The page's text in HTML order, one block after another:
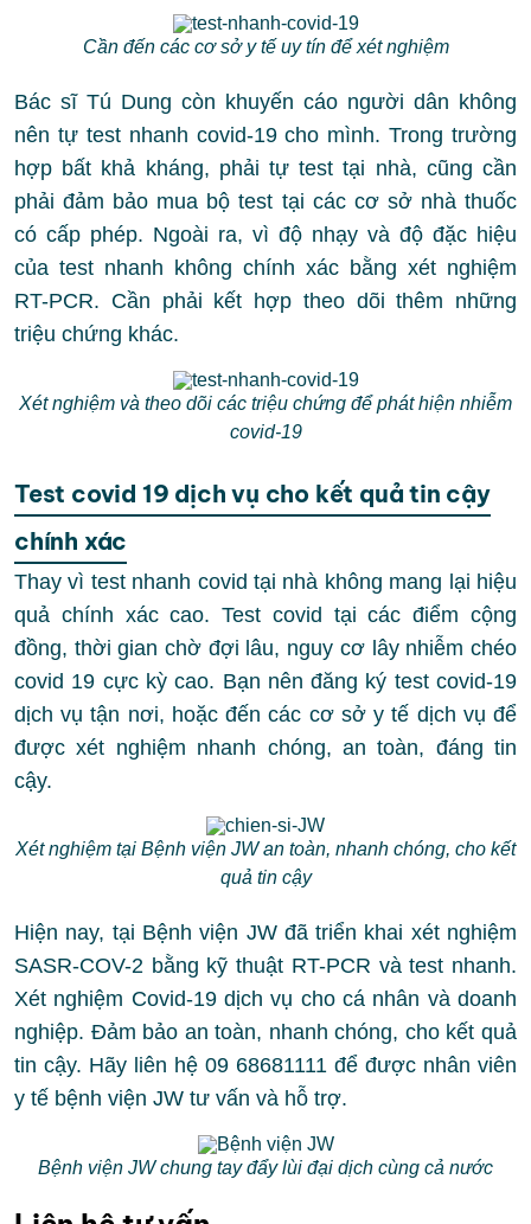
Cần đến các cơ sở y tế uy tín để xét nghiệm
Bác sĩ Tú Dung còn khuyến cáo người dân không
nên tự test nhanh covid-19 cho mình. Trong trường
hợp bất khả kháng, phải tự test tại nhà, cũng cần
phải đảm bảo mua bộ test tại các cơ sở nhà thuốc
có cấp phép. Ngoài ra, vì độ nhạy và độ đặc hiệu
của test nhanh không chính xác bằng xét nghiệm
RT-PCR. Cần phải kết hợp theo dõi thêm những
triệu chứng khác.
Xét nghiệm và theo dõi các triệu chứng để phát hiện nhiễm
covid-19
Test covid 19 dịch vụ cho kết quả tin cậy
chính xác
Thay vì test nhanh covid tại nhà không mang lại hiệu
quả chính xác cao. Test covid tại các điểm cộng
đồng, thời gian chờ đợi lâu, nguy cơ lây nhiễm chéo
covid 19 cực kỳ cao. Bạn nên đăng ký test covid-19
dịch vụ tận nơi, hoặc đến các cơ sở y tế dịch vụ để
được xét nghiệm nhanh chóng, an toàn, đáng tin
cậy.
Xét nghiệm tại Bệnh viện JW an toàn, nhanh chóng, cho kết
quả tin cậy
Hiện nay, tại Bệnh viện JW đã triển khai xét nghiệm
SASR-COV-2 bằng kỹ thuật RT-PCR và test nhanh.
Xét nghiệm Covid-19 dịch vụ cho cá nhân và doanh
nghiệp. Đảm bảo an toàn, nhanh chóng, cho kết quả
tin cậy. Hãy liên hệ 09 68681111 để được nhân viên
y tế bệnh viện JW tư vấn và hỗ trợ.
Bệnh viện JW chung tay đẩy lùi đại dịch cùng cả nước